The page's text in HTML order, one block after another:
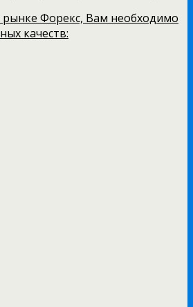
рынке Форекс, Вам необходимо
качеств: